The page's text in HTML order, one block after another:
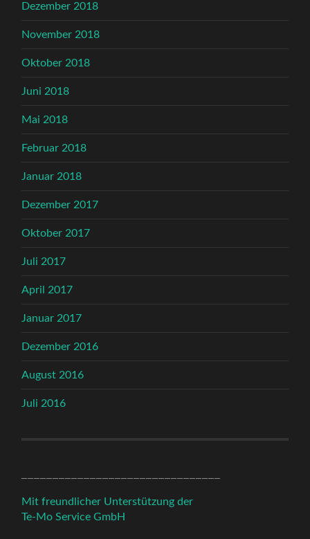
Dezember 2018
November 2018
Oktober 2018
Juni 2018
Mai 2018
Februar 2018
Januar 2018
Dezember 2017
Oktober 2017
Juli 2017
April 2017
Januar 2017
Dezember 2016
August 2016
Juli 2016
Mit freundlicher Unterstützung der
Te-Mo Service GmbH